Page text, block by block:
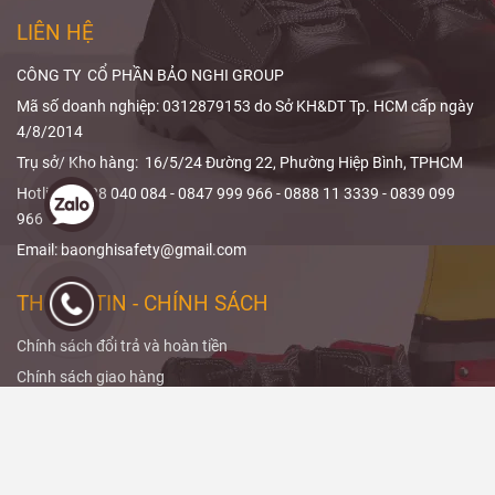
sản phẩm.
giảm liều
LIÊN HỆ
CÔNG TY CỔ PHẦN BẢO NGHI GROUP
Mã số doanh nghiệp: 0312879153 do Sở KH&DT Tp. HCM cấp ngày
4/8/2014
Trụ sở/ Kho hàng: 16/5/24 Đường 22, Phường Hiệp Bình, TPHCM
Hotline: 0988 040 084 - 0847 999 966 - 0888 11 3339 - 0839 099
966
Email: baonghisafety@gmail.com
THÔNG TIN - CHÍNH SÁCH
Chính sách đổi trả và hoàn tiền
Chính sách giao hàng